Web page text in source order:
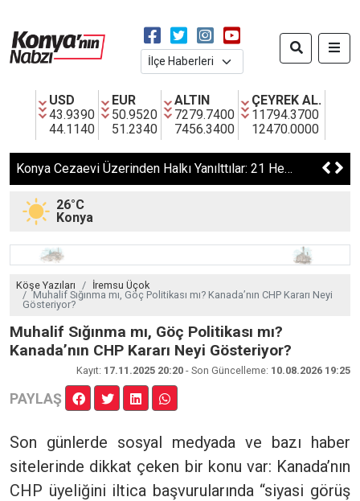
USD
43.9390
44.1140
EUR
50.9520
51.2340
ALTIN
7279.7400
7456.3400
ÇEYREK AL.
11794.3700
12470.0000
26°C
Konya
Köşe Yazıları
İremsu Üçok
Muhalif Sığınma mı, Göç Politikası mı? Kanada’nın CHP Kararı Neyi
Gösteriyor?
Muhalif Sığınma mı, Göç Politikası mı?
Kanada’nın CHP Kararı Neyi Gösteriyor?
Kayıt: 17.11.2025 20:20 - Son Güncelleme: 10.08.2026 19:25
PAYLAŞ
Son günlerde sosyal medyada ve bazı haber
sitelerinde dikkat çeken bir konu var: Kanada’nın
CHP üyeliğini iltica başvurularında “siyasi görüş